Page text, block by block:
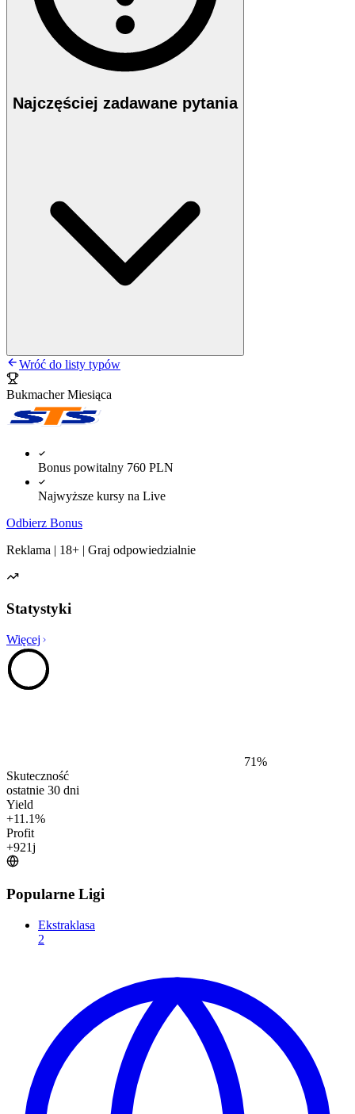
Najczęściej zadawane pytania
Wróć do listy typów
Bukmacher Miesiąca
Bonus powitalny 760 PLN
Najwyższe kursy na Live
Odbierz Bonus
Reklama | 18+ | Graj odpowiedzialnie
Statystyki
Więcej
71%
Skuteczność
ostatnie 30 dni
Yield
+11.1%
Profit
+921j
Popularne Ligi
Ekstraklasa
2